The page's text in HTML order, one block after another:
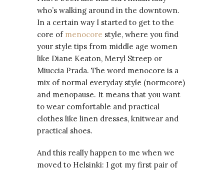
who’s walking around in the downtown.
In a certain way I started to get to the
core of menocore style, where you find
your style tips from middle age women
like Diane Keaton, Meryl Streep or
Miuccia Prada. The word menocore is a
mix of normal everyday style (normcore)
and menopause. It means that you want
to wear comfortable and practical
clothes like linen dresses, knitwear and
practical shoes.
And this really happen to me when we
moved to Helsinki: I got my first pair of